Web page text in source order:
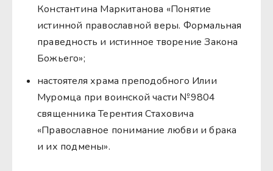
Константина Маркитанова «Понятие
истинной православной веры. Формальная
праведность и истинное творение Закона
Божьего»;
настоятеля храма преподобного Илии
Муромца при воинской части №9804
священника Терентия Стаховича
«Православное понимание любви и брака
и их подмены».